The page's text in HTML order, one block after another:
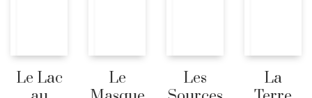
Le Lac
Le
Les
La